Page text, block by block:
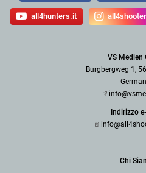
all4hunters.it
VS Medien
Burgbergweg 1,
Indirizzo
Chi